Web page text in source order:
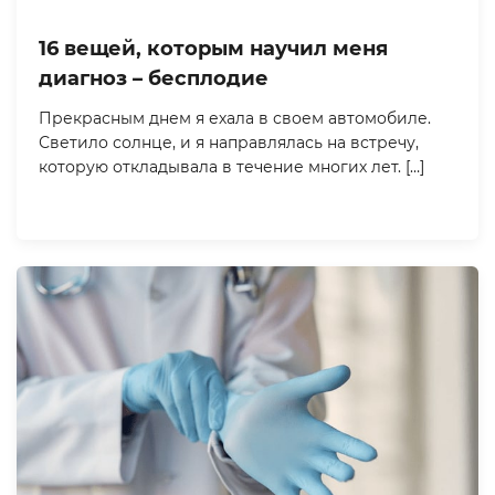
16 вещей, которым научил меня
диагноз – бесплодие
Прекрасным днем я ехала в своем автомобиле.
Светило солнце, и я направлялась на встречу,
которую откладывала в течение многих лет. […]